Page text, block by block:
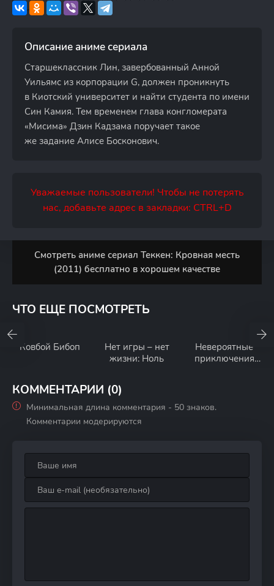
Описание аниме сериала
Старшеклассник Лин, завербованный Анной
Уильямс из корпорации G, должен проникнуть
в Киотский университет и найти студента по имени
Син Камия. Тем временем глава конгломерата
«Мисима» Дзин Кадзама поручает такое
же задание Алисе Босконович.
Уважаемые пользователи! Чтобы не потерять
нас, добавьте адрес в закладки: CTRL+D
Смотреть аниме сериал Теккен: Кровная месть
(2011) бесплатно в хорошем качестве
ЧТО ЕЩЕ ПОСМОТРЕТЬ
Ковбой Бибоп
Нет игры – нет
жизни: Ноль
Невероятные
приключения
КОММЕНТАРИИ (0)
Минимальная длина комментария - 50 знаков.
Комментарии модерируются